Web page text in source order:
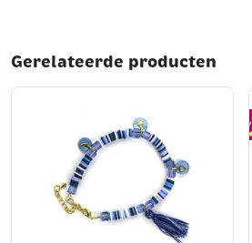
Gerelateerde producten